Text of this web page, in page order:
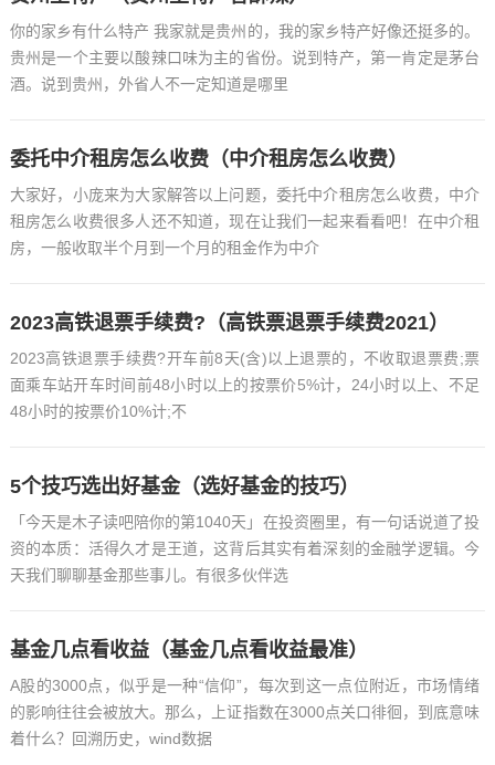
你的家乡有什么特产 我家就是贵州的，我的家乡特产好像还挺多的。
贵州是一个主要以酸辣口味为主的省份。说到特产，第一肯定是茅台
酒。说到贵州，外省人不一定知道是哪里
委托中介租房怎么收费（中介租房怎么收费）
大家好，小庞来为大家解答以上问题，委托中介租房怎么收费，中介
租房怎么收费很多人还不知道，现在让我们一起来看看吧！在中介租
房，一般收取半个月到一个月的租金作为中介
2023高铁退票手续费?（高铁票退票手续费2021）
2023高铁退票手续费?开车前8天(含)以上退票的，不收取退票费;票
面乘车站开车时间前48小时以上的按票价5%计，24小时以上、不足
48小时的按票价10%计;不
5个技巧选出好基金（选好基金的技巧）
「今天是木子读吧陪你的第1040天」在投资圈里，有一句话说道了投
资的本质：活得久才是王道，这背后其实有着深刻的金融学逻辑。今
天我们聊聊基金那些事儿。有很多伙伴选
基金几点看收益（基金几点看收益最准）
A股的3000点，似乎是一种“信仰”，每次到这一点位附近，市场情绪
的影响往往会被放大。那么，上证指数在3000点关口徘徊，到底意味
着什么？回溯历史，wind数据